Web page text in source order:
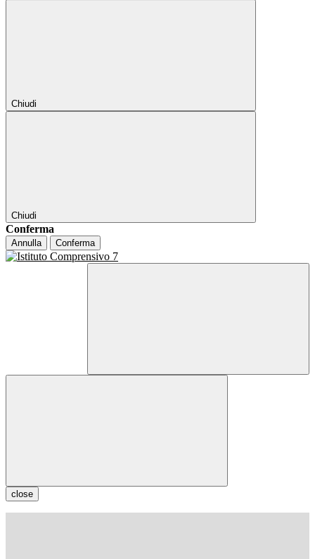
Chiudi
Chiudi
Conferma
Annulla Conferma
close